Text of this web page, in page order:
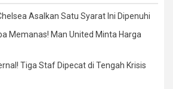
Asalkan Satu Syarat Ini Dipenuhi
Memanas! Man United Minta Harga
Tiga Staf Dipecat di Tengah Krisis